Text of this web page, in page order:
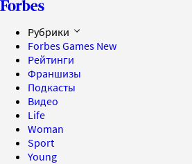
Рубрики
Forbes Games New
Рейтинги
Франшизы
Подкасты
Видео
Life
Woman
Sport
Young